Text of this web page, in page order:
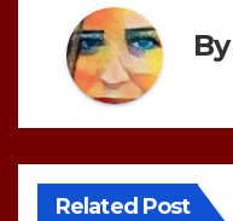
By
Related Post